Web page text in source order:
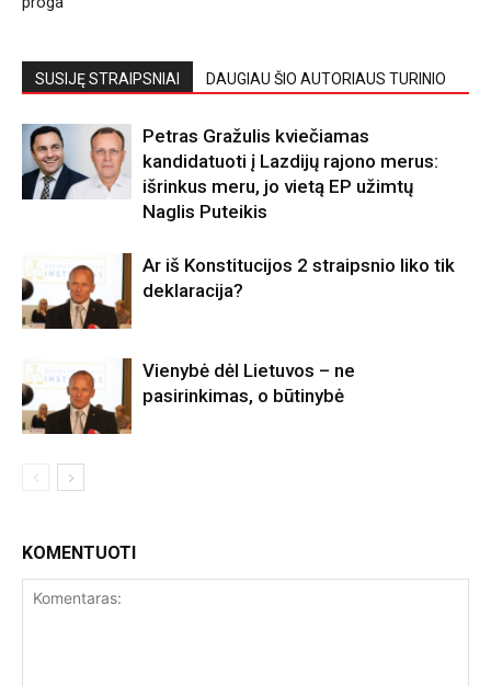
SUSIJĘ STRAIPSNIAI DAUGIAU ŠIO AUTORIAUS TURINIO
Petras Gražulis kviečiamas
kandidatuoti į Lazdijų rajono merus:
išrinkus meru, jo vietą EP užimtų
Naglis Puteikis
Ar iš Konstitucijos 2 straipsnio liko tik
deklaracija?
Vienybė dėl Lietuvos – ne
pasirinkimas, o būtinybė
KOMENTUOTI